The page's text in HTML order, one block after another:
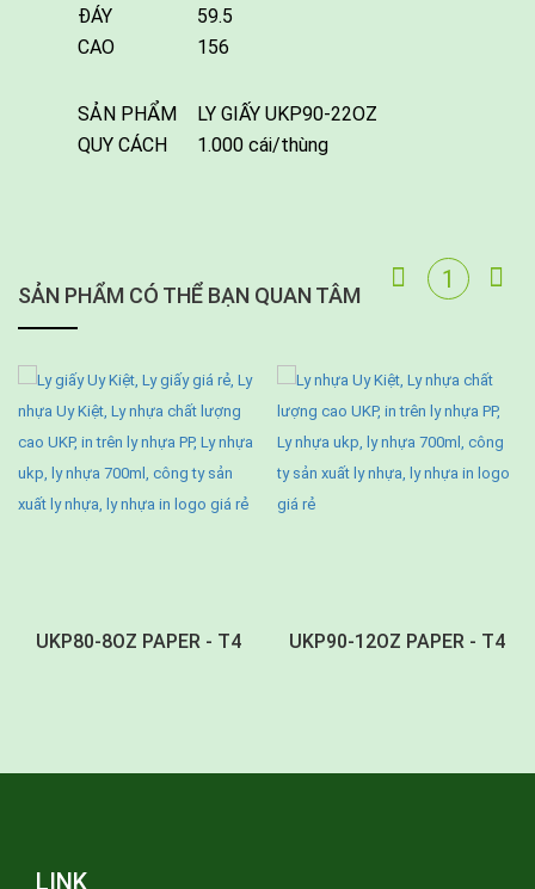
ĐÁY
59.5
CAO
156
SẢN PHẨM
LY GIẤY UKP90-22OZ
QUY CÁCH
1.000 cái/thùng
SẢN PHẨM CÓ THỂ BẠN QUAN TÂM
UKP80-8OZ PAPER - T4 UKP90-12OZ PAPER - T4
LINK